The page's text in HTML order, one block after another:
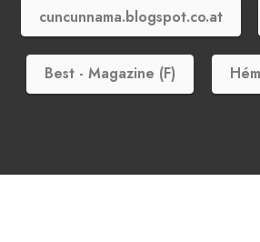
cuncunnama.blogspot.co.at
Best - Magazine (F)